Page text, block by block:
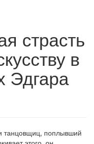
страсть
в
Эдгара
танцовщиц, поплывший